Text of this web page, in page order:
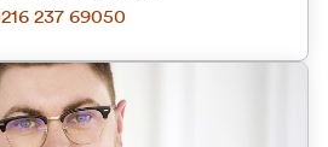
Kundengruppe
Sie?
(inkl. MwSt.)
237 69050